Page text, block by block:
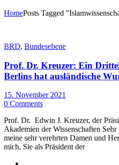
HomePosts Tagged
BRD, Bundesebene
Prof. Dr. Kreuzer: Ein
Berlins hat ausländische
15. November 2021
0 Comments
Prof. Dr. Edwin J. Kreuzer, der
Akademien der Wissenschaften Sehr
meine sehr verehrten Damen und
mich, Sie als Präsident der